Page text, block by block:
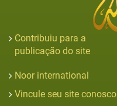
Contribuiu para a
publicação do site
Noor international
Vincule seu site conosco